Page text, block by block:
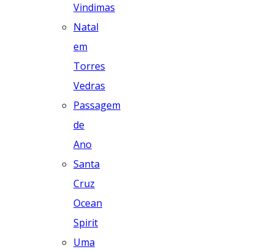
Vindimas
Natal
em
Torres
Vedras
Passagem
de
Ano
Santa
Cruz
Ocean
Spirit
Uma